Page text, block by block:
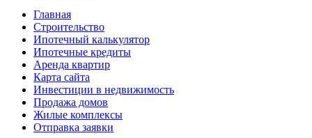
Главная
Строительство
Ипотечный калькулятор
Ипотечные кредиты
Аренда квартир
Карта сайта
Инвестиции в недвижимость
Продажа домов
Жилые комплексы
Отправка заявки